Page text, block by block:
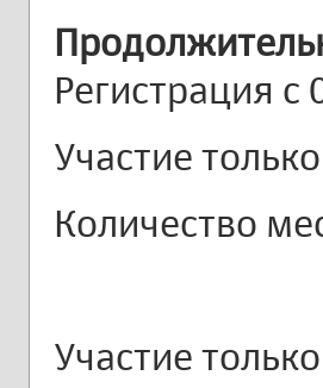
Регистрация с
Участие
Количество
Участие